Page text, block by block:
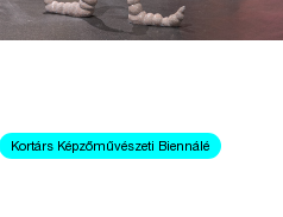
Kortárs Képzőművészeti Biennálé